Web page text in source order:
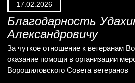
17.02.2026
Благодарность
Александровичу
За чуткое отношение к ветеранам
оказание помощи в организации
Ворошиловского Совета ветеранов